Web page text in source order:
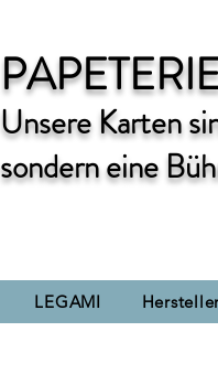
Unsere Karten
sondern eine
LEGAMI